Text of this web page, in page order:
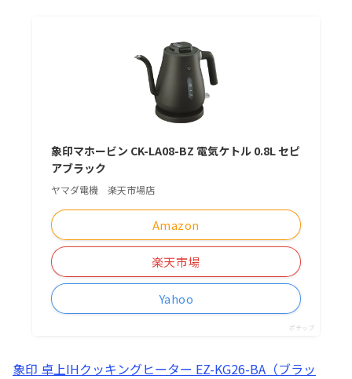
象印マホービン CK-LA08-BZ 電気ケトル 0.8L セピ
アブラック
ヤマダ電機 楽天市場店
Amazon
楽天市場
Yahoo
ポチップ
象印 卓上IHクッキングヒーター EZ-KG26-BA（ブラッ